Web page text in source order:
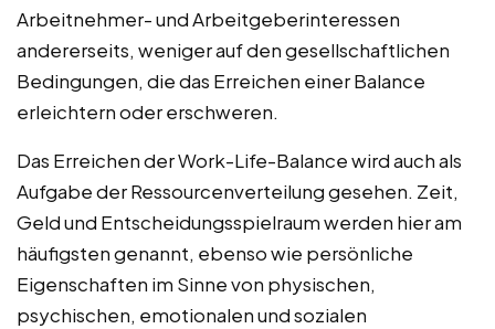
Arbeitnehmer- und Arbeitgeberinteressen
andererseits, weniger auf den gesellschaftlichen
Bedingungen, die das Erreichen einer Balance
erleichtern oder erschweren.
Das Erreichen der Work-Life-Balance wird auch als
Aufgabe der Ressourcenverteilung gesehen. Zeit,
Geld und Entscheidungsspielraum werden hier am
häufigsten genannt, ebenso wie persönliche
Eigenschaften im Sinne von physischen,
psychischen, emotionalen und sozialen